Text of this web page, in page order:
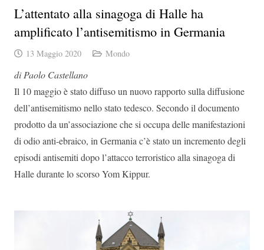
L’attentato alla sinagoga di Halle ha
amplificato l’antisemitismo in Germania
13 Maggio 2020 Mondo
di Paolo Castellano
Il 10 maggio è stato diffuso un nuovo rapporto sulla diffusione
dell’antisemitismo nello stato tedesco. Secondo il documento
prodotto da un’associazione che si occupa delle manifestazioni
di odio anti-ebraico, in Germania c’è stato un incremento degli
episodi antisemiti dopo l’attacco terroristico alla sinagoga di
Halle durante lo scorso Yom Kippur.